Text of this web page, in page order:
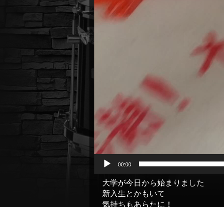
00:00
大学が今日から始まりました
新入生とかもいて
気持ちもあらたに！